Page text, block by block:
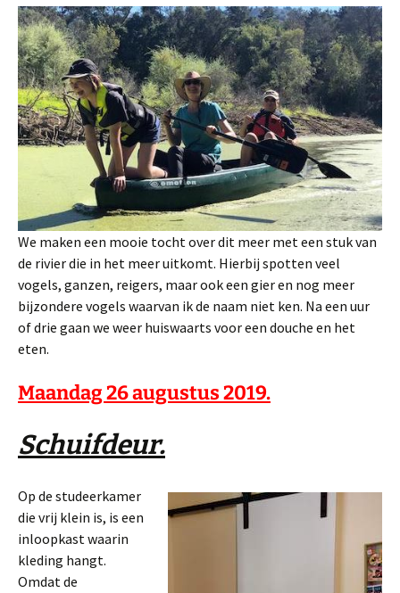
We maken een mooie tocht over dit meer met een stuk van
de rivier die in het meer uitkomt. Hierbij spotten veel
vogels, ganzen, reigers, maar ook een gier en nog meer
bijzondere vogels waarvan ik de naam niet ken. Na een uur
of drie gaan we weer huiswaarts voor een douche en het
eten.
Maandag 26 augustus 2019.
Schuifdeur.
Op de studeerkamer
die vrij klein is, is een
inloopkast waarin
kleding hangt.
Omdat de